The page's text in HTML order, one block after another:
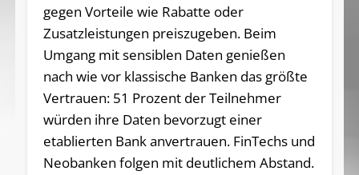
gegen Vorteile wie Rabatte oder
Zusatzleistungen preiszugeben. Beim
Umgang mit sensiblen Daten genießen
nach wie vor klassische Banken das größte
Vertrauen: 51 Prozent der Teilnehmer
würden ihre Daten bevorzugt einer
etablierten Bank anvertrauen. FinTechs und
Neobanken folgen mit deutlichem Abstand.